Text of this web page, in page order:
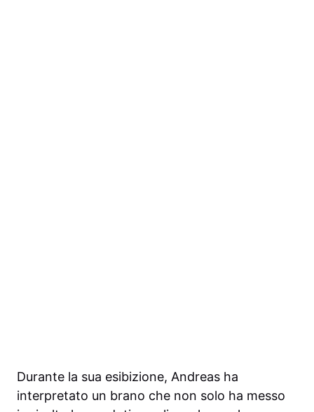
Durante la sua esibizione, Andreas ha
interpretato un brano che non solo ha messo